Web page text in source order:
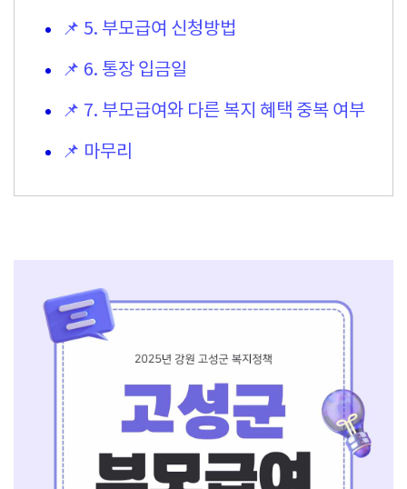
📌 5. 부모급여 신청방법
📌 6. 통장 입금일
📌 7. 부모급여와 다른 복지 혜택 중복 여부
📌 마무리